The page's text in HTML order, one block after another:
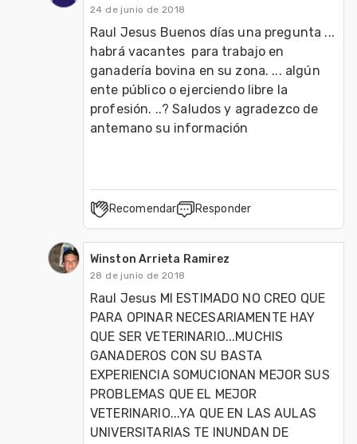
24 de junio de 2018
Raul Jesus Buenos días una pregunta ...
habrá vacantes  para trabajo en
ganadería bovina en su zona. ... algún
ente público o ejerciendo libre la
profesión. ..? Saludos y agradezco de
antemano su información
Recomendar Responder
Winston Arrieta Ramirez
28 de junio de 2018
Raul Jesus MI ESTIMADO NO CREO QUE
PARA OPINAR NECESARIAMENTE HAY
QUE SER VETERINARIO...MUCHIS
GANADEROS CON SU BASTA
EXPERIENCIA SOMUCIONAN MEJOR SUS
PROBLEMAS QUE EL MEJOR
VETERINARIO...YA QUE EN LAS AULAS
UNIVERSITARIAS TE INUNDAN DE